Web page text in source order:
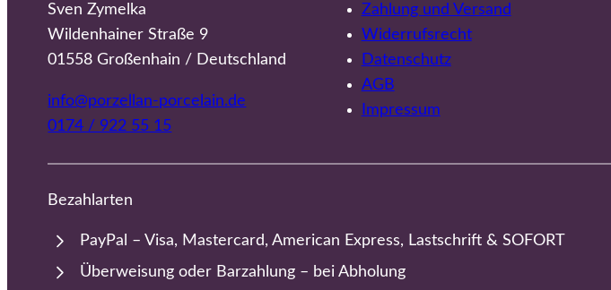
Sven Zymelka
Wildenhainer Straße 9
01558 Großenhain / Deutschland
info@porzellan-porcelain.de
0174 / 922 55 15
Zahlung und Versand
Widerrufsrecht
Datenschutz
AGB
Impressum
Bezahlarten
PayPal – Visa, Mastercard, American Express, Lastschrift & SOFORT
Überweisung oder Barzahlung – bei Abholung